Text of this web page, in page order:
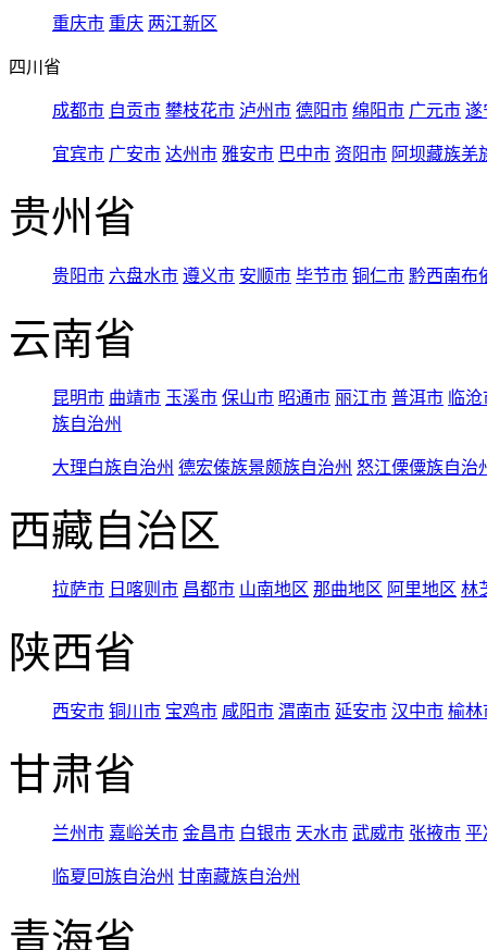
重庆市 重庆 两江新区
四川省
成都市 自贡市 攀枝花市 泸州市 德阳市 绵阳市 广元市 遂
宜宾市 广安市 达州市 雅安市 巴中市 资阳市 阿坝藏族羌
贵州省
贵阳市 六盘水市 遵义市 安顺市 毕节市 铜仁市 黔西南布
云南省
昆明市 曲靖市 玉溪市 保山市 昭通市 丽江市 普洱市 临
族自治州
大理白族自治州 德宏傣族景颇族自治州 怒江傈僳族自治
西藏自治区
拉萨市 日喀则市 昌都市 山南地区 那曲地区 阿里地区 林
陕西省
西安市 铜川市 宝鸡市 咸阳市 渭南市 延安市 汉中市 榆林
甘肃省
兰州市 嘉峪关市 金昌市 白银市 天水市 武威市 张掖市 平
临夏回族自治州 甘南藏族自治州
青海省